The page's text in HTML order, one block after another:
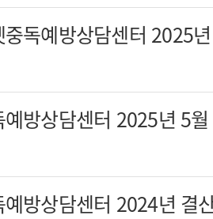
독예방상담센터 2025
방상담센터 2025년 5
예방상담센터 2024년 결